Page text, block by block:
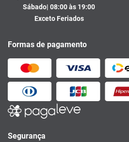
Sábado| 08:00 às 19:00
Exceto Feriados
Formas de pagamento
Segurança